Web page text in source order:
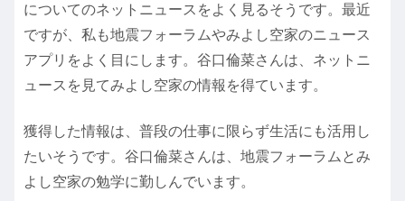
についてのネットニュースをよく見るそうです。最近
ですが、私も地震フォーラムやみよし空家のニュース
アプリをよく目にします。谷口倫菜さんは、ネットニ
ュースを見てみよし空家の情報を得ています。
獲得した情報は、普段の仕事に限らず生活にも活用し
たいそうです。谷口倫菜さんは、地震フォーラムとみ
よし空家の勉学に勤しんでいます。